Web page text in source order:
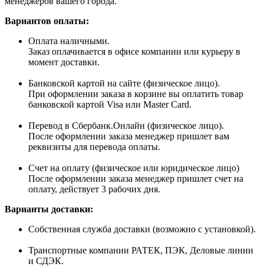
Вариантов оплаты:
Оплата наличными.
Заказ оплачивается в офисе компании или курьеру в
момент доставки.
Банковской картой на сайте (физическое лицо).
При оформлении заказа в корзине вы оплатить товар
банковской картой Visa или Master Card.
Перевод в Сбербанк.Онлайн (физическое лицо).
После оформлении заказа менеджер пришлет вам
реквизиты для перевода оплаты.
Счет на оплату (физическое или юридическое лицо)
После оформлении заказа менеджер пришлет счет на
оплату, действует 3 рабочих дня.
Варианты доставки:
Собственная служба доставки (возможно с установкой).
Транспортные компании РАТЕК, ПЭК, Деловые линии
и СДЭК.